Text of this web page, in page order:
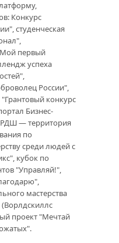
Конкурс
студенческая
первый
успеха
России",
конкурс
Бизнес-
— территория
по
среди людей с
кубок по
"Управляй!",
мастерства
проект "Мечтай